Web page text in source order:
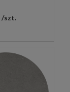
szt.